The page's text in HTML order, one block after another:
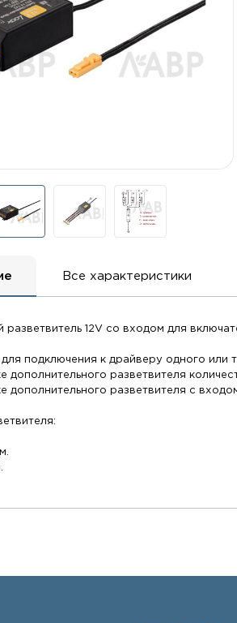
Все характеристики
разветвитель 12V со входом для
для подключения к драйверу одного или
дополнительного разветвителя
дополнительного разветвителя с